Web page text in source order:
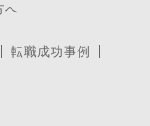
へ
転職成功事例